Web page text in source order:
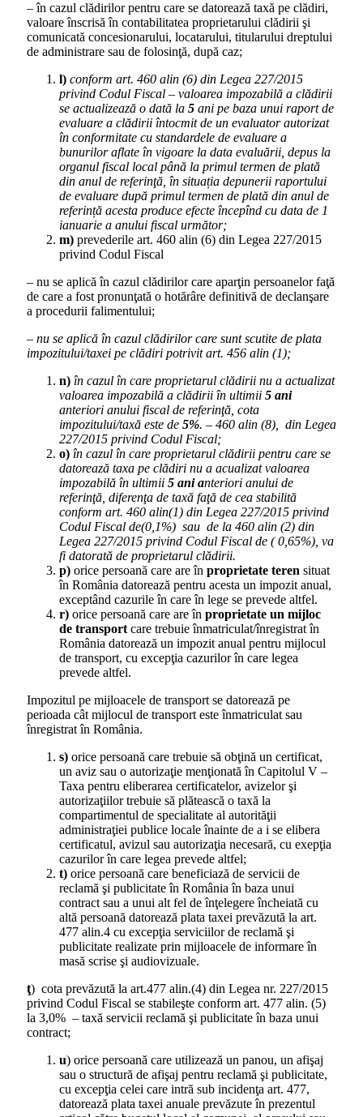
– în cazul clădirilor pentru care se datorează taxă pe clădiri,
valoare înscrisă în contabilitatea proprietarului clădirii şi
comunicată concesionarului, locatarului, titularului dreptului
de administrare sau de folosinţă, după caz;
l) conform art. 460 alin (6) din Legea 227/2015
privind Codul Fiscal – valoarea impozabilă a clădirii
se actualizează o dată la 5 ani pe baza unui raport de
evaluare a clădirii întocmit de un evaluator autorizat
în conformitate cu standardele de evaluare a
bunurilor aflate în vigoare la data evaluării, depus la
organul fiscal local până la primul termen de plată
din anul de referinţă, în situația depunerii raportului
de evaluare după primul termen de plată din anul de
referință acesta produce efecte începînd cu data de 1
ianuarie a anului fiscal următor;
m) prevederile art. 460 alin (6) din Legea 227/2015
privind Codul Fiscal
– nu se aplică în cazul clădirilor care aparţin persoanelor faţă
de care a fost pronunţată o hotărâre definitivă de declanşare
a procedurii falimentului;
– nu se aplică în cazul clădirilor care sunt scutite de plata
impozitului/taxei pe clădiri potrivit art. 456 alin (1);
n) în cazul în care proprietarul clădirii nu a actualizat
valoarea impozabilă a clădirii în ultimii 5 ani
anteriori anului fiscal de referinţă, cota
impozitului/taxă este de 5%. – 460 alin (8), din Legea
227/2015 privind Codul Fiscal;
o) în cazul în care proprietarul clădirii pentru care se
datorează taxa pe clădiri nu a acualizat valoarea
impozabilă în ultimii 5 ani anteriori anului de
referinţă, diferenţa de taxă faţă de cea stabilită
conform art. 460 alin(1) din Legea 227/2015 privind
Codul Fiscal de(0,1%) sau de la 460 alin (2) din
Legea 227/2015 privind Codul Fiscal de ( 0,65%), va
fi datorată de proprietarul clădirii.
p) orice persoană care are în proprietate teren situat
în România datorează pentru acesta un impozit anual,
exceptând cazurile în care în lege se prevede altfel.
r) orice persoană care are în proprietate un mijloc
de transportcare trebuie înmatriculat/înregistrat în
România datorează un impozit anual pentru mijlocul
de transport, cu excepţia cazurilor în care legea
prevede altfel.
Impozitul pe mijloacele de transport se datorează pe
perioada cât mijlocul de transport este înmatriculat sau
înregistrat în România.
s) orice persoană care trebuie să obţină un certificat,
un aviz sau o autorizaţie menţionată în Capitolul V –
Taxa pentru eliberarea certificatelor, avizelor şi
autorizaţiilor trebuie să plătească o taxă la
compartimentul de specialitate al autorităţii
administraţiei publice locale înainte de a i se elibera
certificatul, avizul sau autorizaţia necesară, cu exepţia
cazurilor în care legea prevede altfel;
t) orice persoană care beneficiază de servicii de
reclamă şi publicitate în România în baza unui
contract sau a unui alt fel de înţelegere încheiată cu
altă persoană datorează plata taxei prevăzută la art.
477 alin.4 cu excepţia serviciilor de reclamă şi
publicitate realizate prin mijloacele de informare în
masă scrise şi audiovizuale.
ţ) cota prevăzută la art.477 alin.(4) din Legea nr. 227/2015
privind Codul Fiscal se stabileşte conform art. 477 alin. (5)
la 3,0% – taxă servicii reclamă şi publicitate în baza unui
contract;
u) orice persoană care utilizează un panou, un afişaj
sau o structură de afişaj pentru reclamă şi publicitate,
cu excepţia celei care intră sub incidenţa art. 477,
datorează plata taxei anuale prevăzute în prezentul